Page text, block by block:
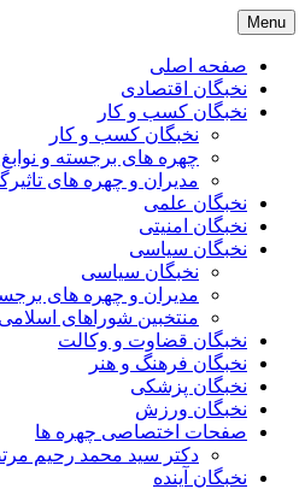
Skip
to
content
Menu
صفحه اصلی
نخبگان اقتصادی
نخبگان کسب و کار
نخبگان کسب و کار
چهره های برجسته و
مدیران و چهره های
نخبگان علمی
نخبگان امنیتی
نخبگان سیاسی
نخبگان سیاسی
مدیران و چهره های
منتخبین شوراهای اسلامی
نخبگان قضاوت و وکالت
نخبگان فرهنگ و هنر
نخبگان پزشکی
نخبگان ورزش
صفحات اختصاصی چهره ها
دکتر سید محمد رحیم
نخبگان آینده